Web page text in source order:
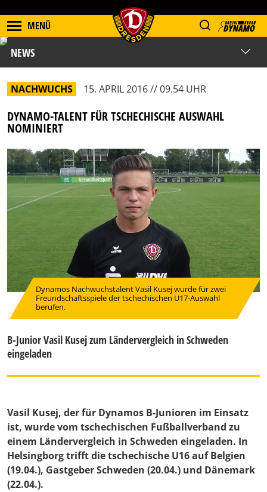
MENÜ
NEWS
NACHWUCHS 15. APRIL 2016 // 09.54 UHR
DYNAMO-TALENT FÜR TSCHECHISCHE AUSWAHL
NOMINIERT
Dynamos Nachwuchstalent Vasil Kusej wurde für zwei
Freundschaftsspiele der tschechischen U17-Auswahl
berufen.
B-Junior Vasil Kusej zum Ländervergleich in Schweden
eingeladen
Vasil Kusej, der für Dynamos B-Junioren im Einsatz
ist, wurde vom tschechischen Fußballverband zu
einem Ländervergleich in Schweden eingeladen. In
Helsingborg trifft die tschechische U16 auf Belgien
(19.04.), Gastgeber Schweden (20.04.) und Dänemark
(22.04.).